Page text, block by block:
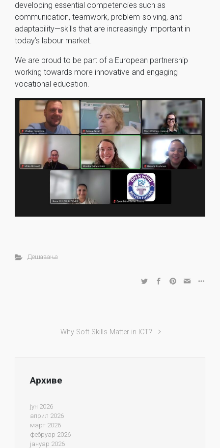
developing essential competencies such as
communication, teamwork, problem-solving, and
adaptability—skills that are increasingly important in
today’s labour market.
We are proud to be part of a European partnership
working towards more innovative and engaging
vocational education.
Дешавања
Why Soft Skills Matter in ICT?
Архиве
јун 2026
април 2026
март 2026
фебруар 2026
јануар 2026